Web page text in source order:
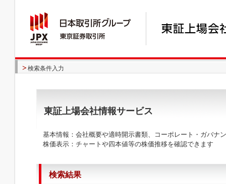
検索条件入力
東証上場会社情報サービス
基本情報：会社概要や適時開示書類、コーポレート・ガバナ
株価表示：チャートや四本値等の株価推移を確認できます
検索結果